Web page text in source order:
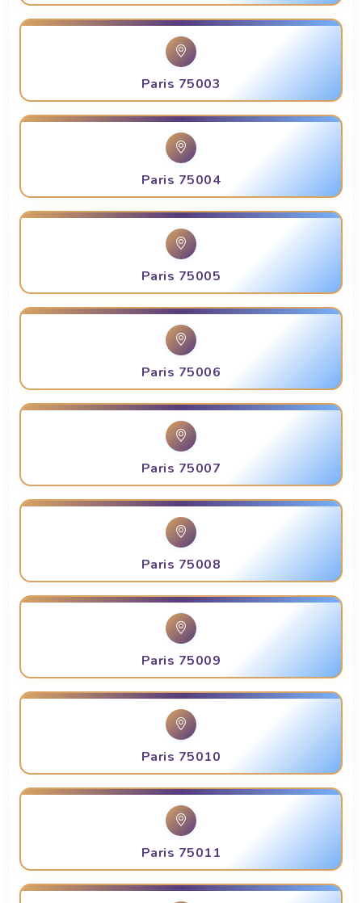
Paris 75003
Paris 75004
Paris 75005
Paris 75006
Paris 75007
Paris 75008
Paris 75009
Paris 75010
Paris 75011